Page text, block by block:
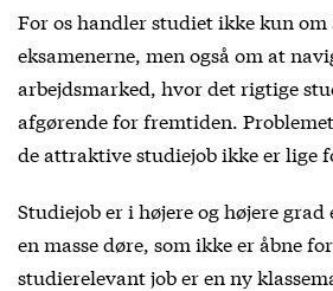
For os handler studiet ikke kun
eksamenerne, men også om at
arbejdsmarked, hvor det rigtige
afgørende for fremtiden.
de attraktive studiejob ikke er lige
Studiejob er i højere og højere
en masse døre, som ikke er åbne
studierelevant job er en ny